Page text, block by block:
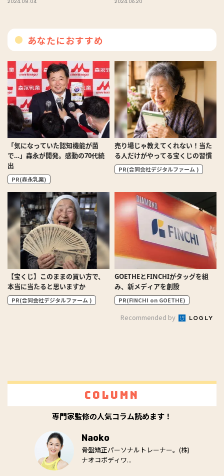
2024.08.04 2024.06.20
あなたにおすすめ
「気になっていた認知機能が菌
で…」森永が開発。感動の70代続
出
PR(森永乳業)
売り場じゃ教えてくれない！当た
る人だけがやってる宝くじの習慣
PR(合同会社デジタルファーム )
【宝くじ】このままの買い方で、
本当に当たると思いますか
PR(合同会社デジタルファーム )
GOETHEとFINCHIがタッグを組
み、新メディアを創設
PR(FINCHI on GOETHE)
Recommended by
Column
専門家監修の人気コラム読めます！
Naoko
骨盤矯正パーソナルトレーナー。(株)
ナオコボディワ...